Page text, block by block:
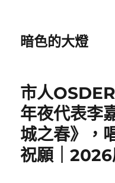
暗色的大燈
市人
年夜代表李
城之春》，
祝願｜